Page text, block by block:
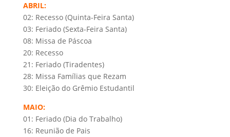
ABRIL:
02: Recesso (Quinta-Feira Santa)
03: Feriado (Sexta-Feira Santa)
08: Missa de Páscoa
20: Recesso
21: Feriado (Tiradentes)
28: Missa Famílias que Rezam
30: Eleição do Grêmio Estudantil
MAIO:
01: Feriado (Dia do Trabalho)
16: Reunião de Pais